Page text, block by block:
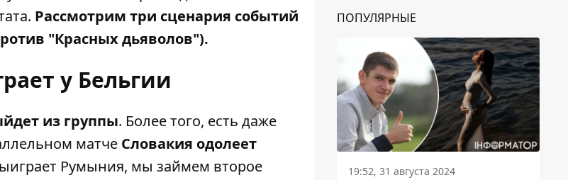
Рассмотрим три сценария событий
"Красных дьяволов").
у Бельгии
из группы. Более того, есть даже
матче Словакия одолеет
Румыния, мы займем второе
ПОПУЛЯРНЫЕ
19:52, 31 августа 2024